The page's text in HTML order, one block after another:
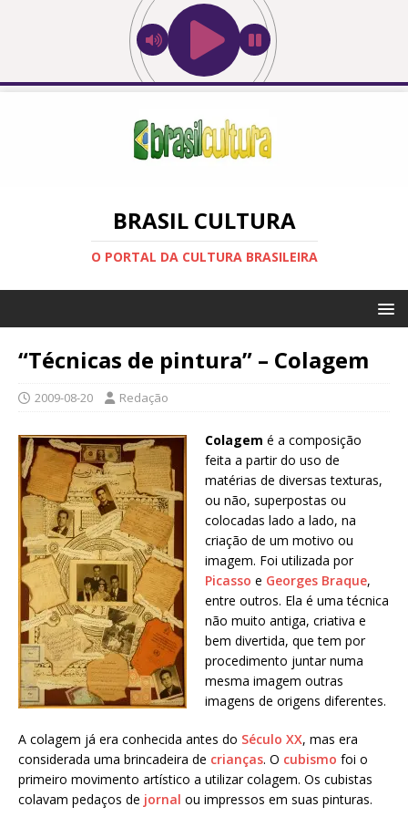
BRASIL CULTURA
O PORTAL DA CULTURA BRASILEIRA
“Técnicas de pintura” – Colagem
2009-08-20 Redação
Colagem é a composição
feita a partir do uso de
matérias de diversas texturas,
ou não, superpostas ou
colocadas lado a lado, na
criação de um motivo ou
imagem. Foi utilizada por
Picasso e Georges Braque,
entre outros. Ela é uma técnica
não muito antiga, criativa e
bem divertida, que tem por
procedimento juntar numa
mesma imagem outras
imagens de origens diferentes.
A colagem já era conhecida antes do Século XX, mas era
considerada uma brincadeira de crianças. O cubismo foi o
primeiro movimento artístico a utilizar colagem. Os cubistas
colavam pedaços de jornal ou impressos em suas pinturas.